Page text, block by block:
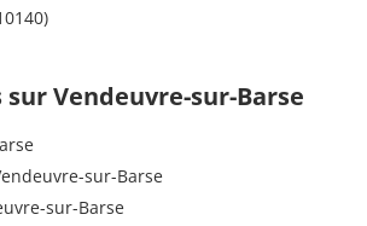
sur Vendeuvre-sur-Barse
sur-Barse
sur-Barse